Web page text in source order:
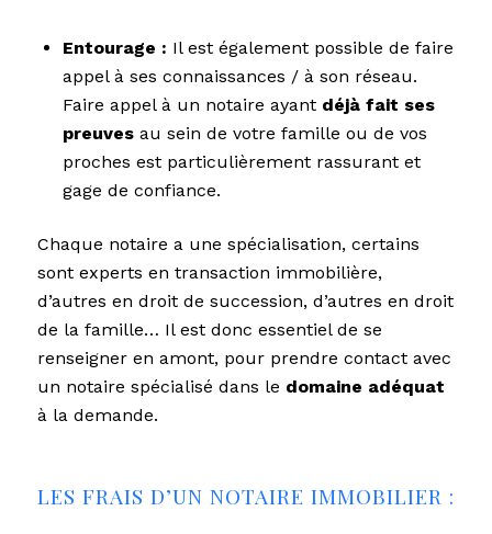
Entourage : Il est également possible de faire
appel à ses connaissances / à son réseau.
Faire appel à un notaire ayant déjà fait ses
preuvesau sein de votre famille ou de vos
proches est particulièrement rassurant et
gage de confiance.
Chaque notaire a une spécialisation, certains
sont experts en transaction immobilière,
d’autres en droit de succession, d’autres en droit
de la famille… Il est donc essentiel de se
renseigner en amont, pour prendre contact avec
un notaire spécialisé dans le domaine adéquat
à la demande.
LES FRAIS D’UN NOTAIRE IMMOBILIER :